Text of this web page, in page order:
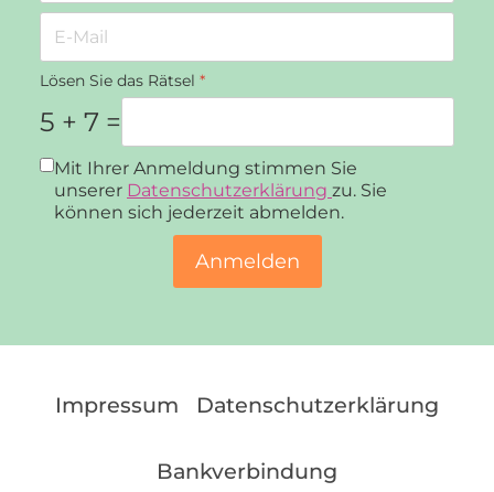
Lösen Sie das Rätsel *
5 + 7 =
Datenschutz*
Mit Ihrer Anmeldung stimmen Sie
unserer Datenschutzerklärung zu. Sie
können sich jederzeit abmelden.
Anmelden
Impressum Datenschutzerklärung
Bankverbindung